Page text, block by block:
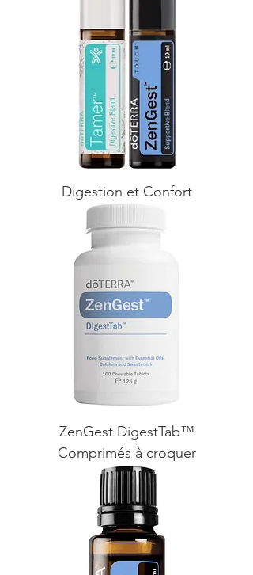
Digestion et Confort
ZenGest DigestTab™
Comprimés à croquer